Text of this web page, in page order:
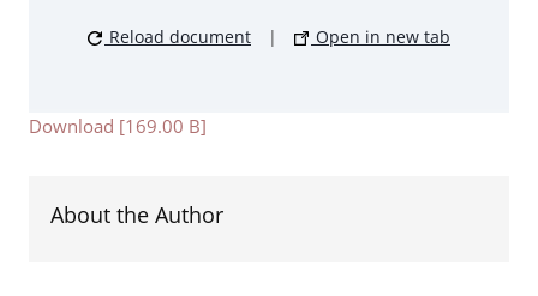
Reload document | Open in new tab
Download [169.00 B]
About the Author